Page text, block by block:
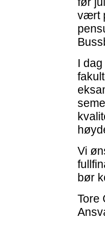
vært
I
Vi
bør
Tore